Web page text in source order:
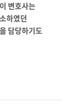
변호사는
하였던
담당하기도